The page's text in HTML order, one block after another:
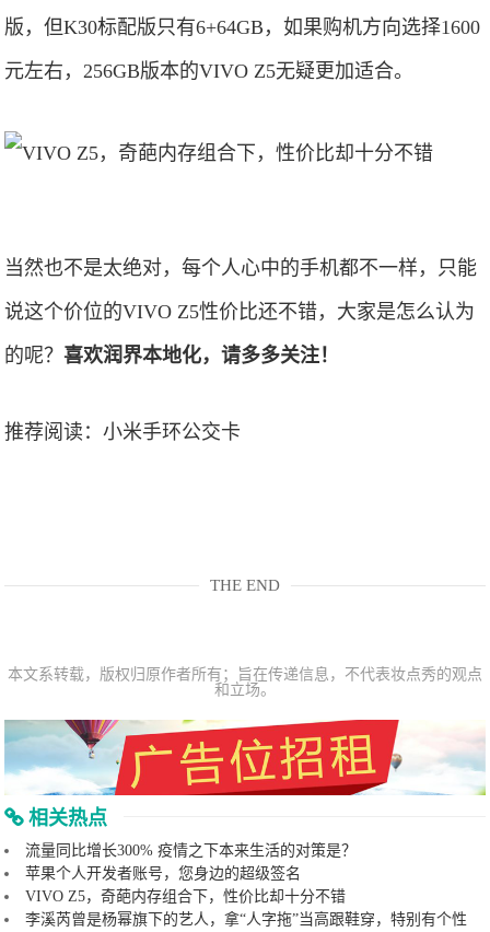
版，但K30标配版只有6+64GB，如果购机方向选择1600
元左右，256GB版本的VIVO Z5无疑更加适合。
当然也不是太绝对，每个人心中的手机都不一样，只能
说这个价位的VIVO Z5性价比还不错，大家是怎么认为
的呢？喜欢润界本地化，请多多关注！
推荐阅读：小米手环公交卡
THE END
本文系转载，版权归原作者所有；旨在传递信息，不代表妆点秀的观点
和立场。
相关热点
流量同比增长300% 疫情之下本来生活的对策是？
苹果个人开发者账号，您身边的超级签名
VIVO Z5，奇葩内存组合下，性价比却十分不错
李溪芮曾是杨幂旗下的艺人，拿“人字拖”当高跟鞋穿，特别有个性